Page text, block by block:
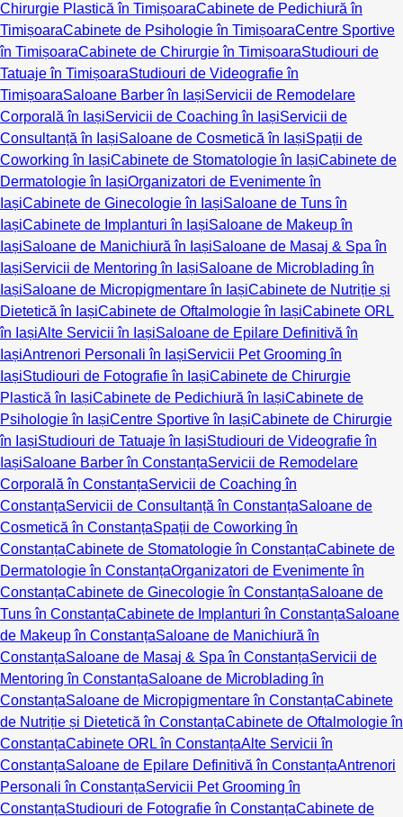
Chirurgie Plastică în TimișoaraCabinete de Pedichiură în
TimișoaraCabinete de Psihologie în TimișoaraCentre Sportive
în TimișoaraCabinete de Chirurgie în TimișoaraStudiouri de
Tatuaje în TimișoaraStudiouri de Videografie în
TimișoaraSaloane Barber în IașiServicii de Remodelare
Corporală în IașiServicii de Coaching în IașiServicii de
Consultanță în IașiSaloane de Cosmetică în IașiSpații de
Coworking în IașiCabinete de Stomatologie în IașiCabinete de
Dermatologie în IașiOrganizatori de Evenimente în
IașiCabinete de Ginecologie în IașiSaloane de Tuns în
IașiCabinete de Implanturi în IașiSaloane de Makeup în
IașiSaloane de Manichiură în IașiSaloane de Masaj & Spa în
IașiServicii de Mentoring în IașiSaloane de Microblading în
IașiSaloane de Micropigmentare în IașiCabinete de Nutriție și
Dietetică în IașiCabinete de Oftalmologie în IașiCabinete ORL
în IașiAlte Servicii în IașiSaloane de Epilare Definitivă în
IașiAntrenori Personali în IașiServicii Pet Grooming în
IașiStudiouri de Fotografie în IașiCabinete de Chirurgie
Plastică în IașiCabinete de Pedichiură în IașiCabinete de
Psihologie în IașiCentre Sportive în IașiCabinete de Chirurgie
în IașiStudiouri de Tatuaje în IașiStudiouri de Videografie în
IașiSaloane Barber în ConstanțaServicii de Remodelare
Corporală în ConstanțaServicii de Coaching în
ConstanțaServicii de Consultanță în ConstanțaSaloane de
Cosmetică în ConstanțaSpații de Coworking în
ConstanțaCabinete de Stomatologie în ConstanțaCabinete de
Dermatologie în ConstanțaOrganizatori de Evenimente în
ConstanțaCabinete de Ginecologie în ConstanțaSaloane de
Tuns în ConstanțaCabinete de Implanturi în ConstanțaSaloane
de Makeup în ConstanțaSaloane de Manichiură în
ConstanțaSaloane de Masaj & Spa în ConstanțaServicii de
Mentoring în ConstanțaSaloane de Microblading în
ConstanțaSaloane de Micropigmentare în ConstanțaCabinete
de Nutriție și Dietetică în ConstanțaCabinete de Oftalmologie în
ConstanțaCabinete ORL în ConstanțaAlte Servicii în
ConstanțaSaloane de Epilare Definitivă în ConstanțaAntrenori
Personali în ConstanțaServicii Pet Grooming în
ConstanțaStudiouri de Fotografie în ConstanțaCabinete de